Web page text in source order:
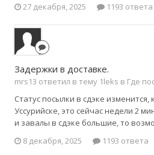
27 декабря, 2025
1193 ответа
Задержки в доставке.
mrs13 ответил в тему 1leks в Где
Статус посылки в сдэке изменится,
Уссурийске, это сейчас недели 2
и завалы в сдэке большие, то
8 декабря, 2025
1193 ответа